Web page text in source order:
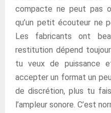
compacte ne peut pas
qu’un petit écouteur ne
Les fabricants ont
restitution dépend
tu veux de puissance
accepter un format un
de discrétion, plus tu
l’ampleur sonore. C’est